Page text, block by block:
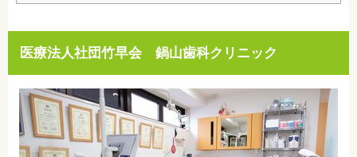
医療法人社団竹早会 鍋山歯科クリニック